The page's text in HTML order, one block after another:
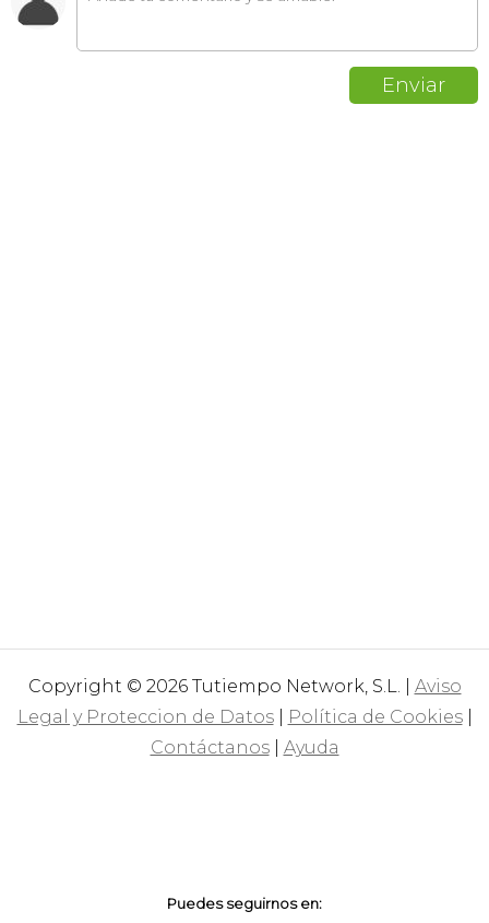
Copyright © 2026 Tutiempo Network, S.L. | Aviso
Legal y Proteccion de Datos| Política de Cookies|
Contáctanos| Ayuda
Puedes seguirnos en: